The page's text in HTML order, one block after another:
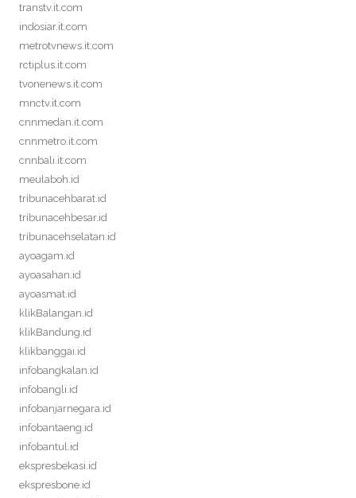
transtv.it.com
indosiar.it.com
metrotvnews.it.com
rctiplus.it.com
tvonenews.it.com
mnctv.it.com
cnnmedan.it.com
cnnmetro.it.com
cnnbali.it.com
meulaboh.id
tribunacehbarat.id
tribunacehbesar.id
tribunacehselatan.id
ayoagam.id
ayoasahan.id
ayoasmat.id
klikBalangan.id
klikBandung.id
klikbanggai.id
infobangkalan.id
infobangli.id
infobanjarnegara.id
infobantaeng.id
infobantul.id
ekspresbekasi.id
ekspresbone.id